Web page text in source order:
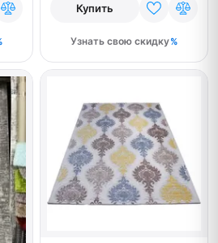
Купить
Узнать свою скидку